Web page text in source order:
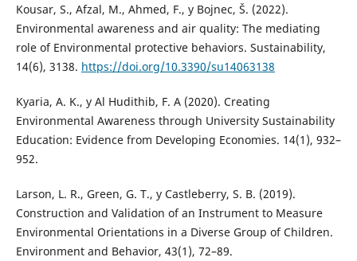
Kousar, S., Afzal, M., Ahmed, F., y Bojnec, Š. (2022).
Environmental awareness and air quality: The mediating
role of Environmental protective behaviors. Sustainability,
14(6), 3138. https://doi.org/10.3390/su14063138
Kyaria, A. K., y Al Hudithib, F. A (2020). Creating
Environmental Awareness through University Sustainability
Education: Evidence from Developing Economies. 14(1), 932–
952.
Larson, L. R., Green, G. T., y Castleberry, S. B. (2019).
Construction and Validation of an Instrument to Measure
Environmental Orientations in a Diverse Group of Children.
Environment and Behavior, 43(1), 72–89.